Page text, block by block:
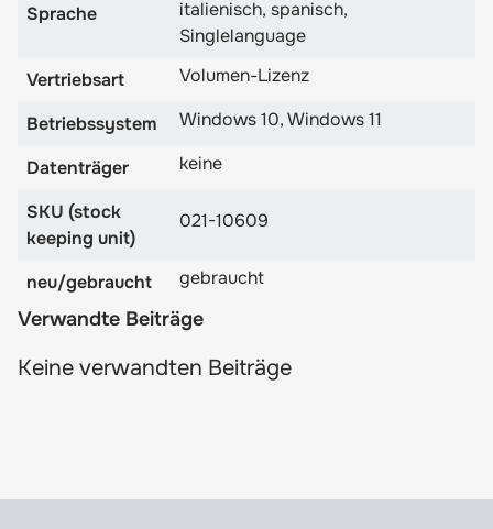
Sprache
italienisch, spanisch,
Singlelanguage
Vertriebsart
Volumen-Lizenz
Betriebssystem Windows 10, Windows 11
Datenträger keine
SKU (stock
keeping unit)
021-10609
neu/gebraucht gebraucht
Verwandte Beiträge
Keine verwandten Beiträge